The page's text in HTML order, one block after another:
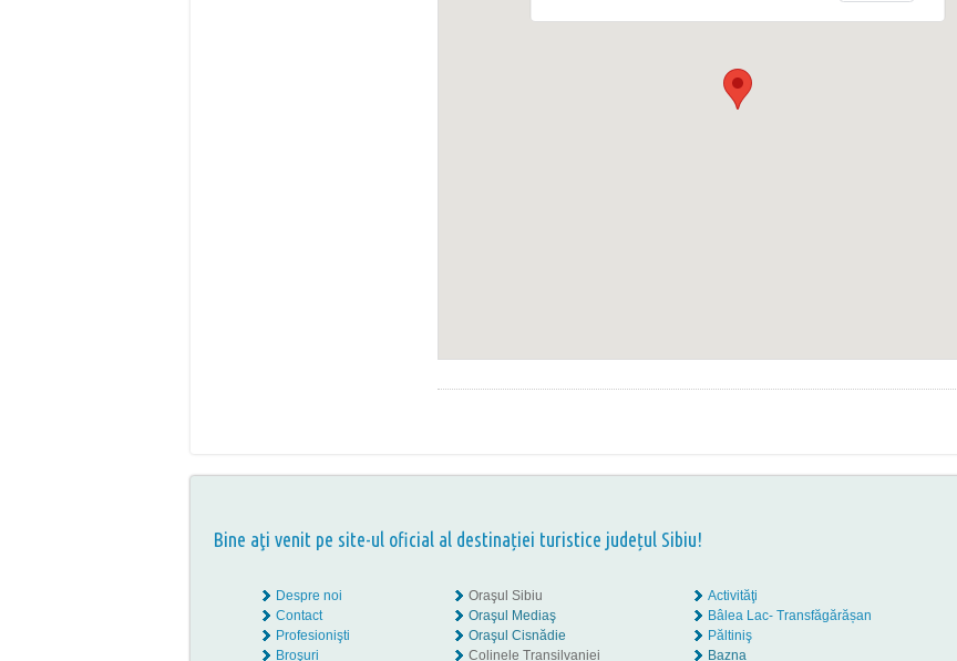
Bine aţi venit pe site-ul oficial al destinației turistice județul Sibiu!
Despre noi
Contact
Profesionişti
Broşuri
Oraşul Sibiu
Oraşul Mediaş
Oraşul Cisnădie
Colinele Transilvaniei
Activităţi
Bâlea Lac- Transfăgărășan
Păltiniş
Bazna